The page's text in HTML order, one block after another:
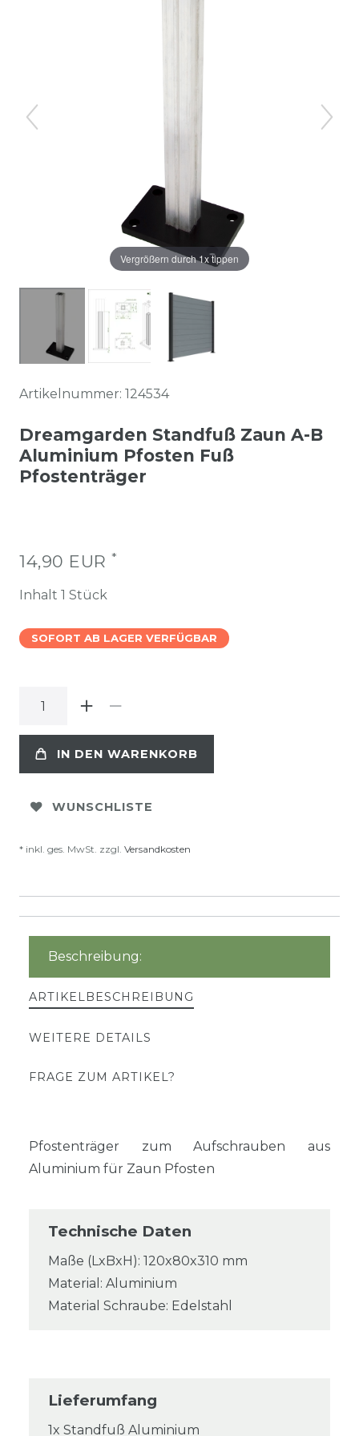
Vergrößern durch 1x tippen
Artikelnummer: 124534
Dreamgarden Standfuß Zaun A-B
Aluminium Pfosten Fuß
Pfostenträger
14,90 EUR *
Inhalt 1 Stück
SOFORT AB LAGER VERFÜGBAR
IN DEN WARENKORB
WUNSCHLISTE
* inkl. ges. MwSt. zzgl. Versandkosten
Beschreibung:
ARTIKELBESCHREIBUNG
WEITERE DETAILS
FRAGE ZUM ARTIKEL?
Pfostenträger zum Aufschrauben aus
Aluminium für Zaun Pfosten
Technische Daten
Maße (LxBxH): 120x80x310 mm
Material: Aluminium
Material Schraube: Edelstahl
Lieferumfang
1x Standfuß Aluminium